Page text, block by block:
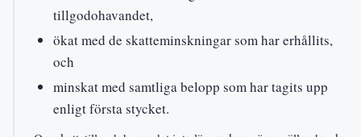
tillgodohavandet,
ökat med de skatteminskningar som har erhållits,
och
minskat med samtliga belopp som har tagits upp
enligt första stycket.